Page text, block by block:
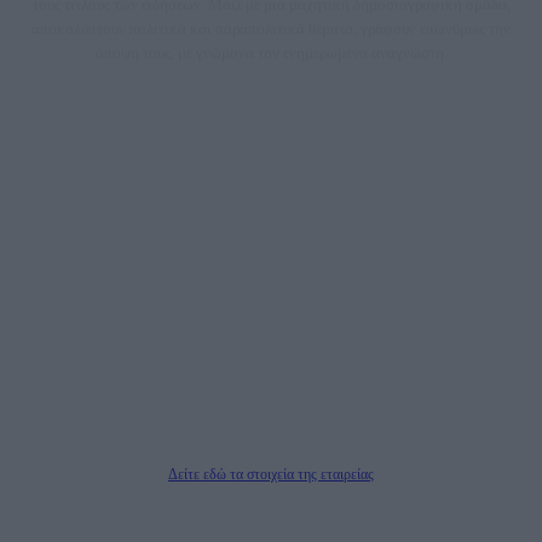
Δείτε εδώ τα στοιχεία της εταιρείας